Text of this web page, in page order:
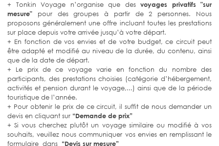
+ Tonkin Voyage n’organise que des voyages privatifs "sur
mesure" pour des groupes à partir de 2 personnes. Nous
proposons généralement une offre incluant toutes les prestations
sur place depuis votre arrivée jusqu’à votre départ.
+ En fonction de vos envies et de votre budget, ce circuit peut
être adapté et modifié au niveau de la durée, du contenu, ainsi
que de la date de départ.
+ Le prix de ce voyage varie en fonction du nombre des
participants, des prestations choisies (catégorie d’hébergement,
activités et pension durant le voyage,...) ainsi que de la période
touristique de l’année.
+ Pour obtenir le prix de ce circuit, il suffit de nous demander un
devis en cliquant sur “Demande de prix”
+ Si vous cherchez plutôt un voyage similaire ou modifié à vos
souhaits, veuillez nous communiquer vos envies en remplissant le
formulaire dans “Devis sur mesure”